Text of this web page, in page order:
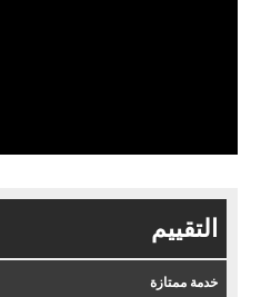
التقييم
خدمة ممتازة